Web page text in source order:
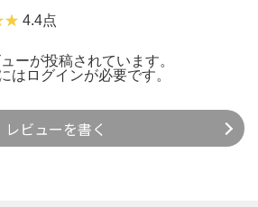
4.4点
ーが投稿されています。
は ログインが必要です。
レビューを書く